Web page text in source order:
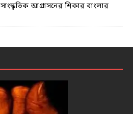
সাংস্কৃতিক আগ্রাসনের শিকার বাংলার